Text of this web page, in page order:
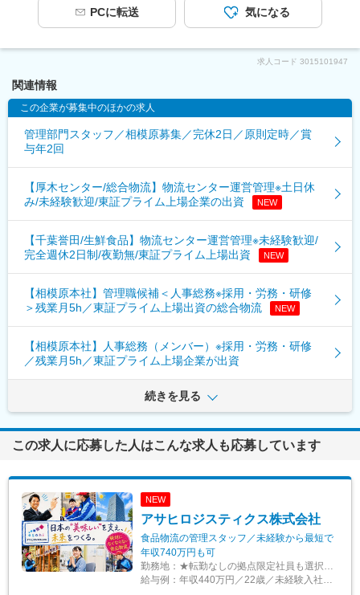
PCに転送 気になる
求人コード 3015101947
関連情報
この企業が募集中のほかの求人
管理部門スタッフ／相模原募集／完休2日／原則定時／賞
与年2回
【厚木センター/総合物流】物流センター運営管理※土日休
み/未経験歓迎/東証プライム上場企業の出資
NEW
【千葉誉田/生鮮食品】物流センター運営管理※未経験歓迎/
完全週休2日制/夜勤無/東証プライム上場出資
NEW
【相模原本社】管理職候補＜人事総務※採用・労務・研修
＞残業月5h／東証プライム上場出資の総合物流
NEW
【相模原本社】人事総務（メンバー）※採用・労務・研修
／残業月5h／東証プライム上場企業が出資
続きを見る
この求人に応募した人はこんな求人も応募しています
NEW
アサヒロジスティクス株式会社
食品物流の管理スタッフ／未経験から最短で
年収740万円も可
勤務地： ★転勤なしの拠点限定社員も選択可能 ★希望勤務地を考慮して配属を決定します ★自動車・バイク通勤OK（駐車場完備） 【埼玉エリア】嵐山町、さいたま市、狭山市、熊谷市、草加市、東松山市、越谷市 【千葉エリア】松戸市、千葉市、船橋市、白井市 【神奈川エリア】愛甲郡愛川町、横浜市、座間市 【北関東エリア】群馬県伊勢崎市、茨城県猿島郡五霞町 【新潟エリア】長岡市 【東北エリア】宮城県仙台市、岩手県滝沢市 【関西エリア・新拠点】大阪府茨木市（2026年5月新規オープン) 【北陸エリア・新拠点】富山県射水市（2026年5月新規オープン)
給与例： 年収440万円／22歳／未経験入社1年目／一般職